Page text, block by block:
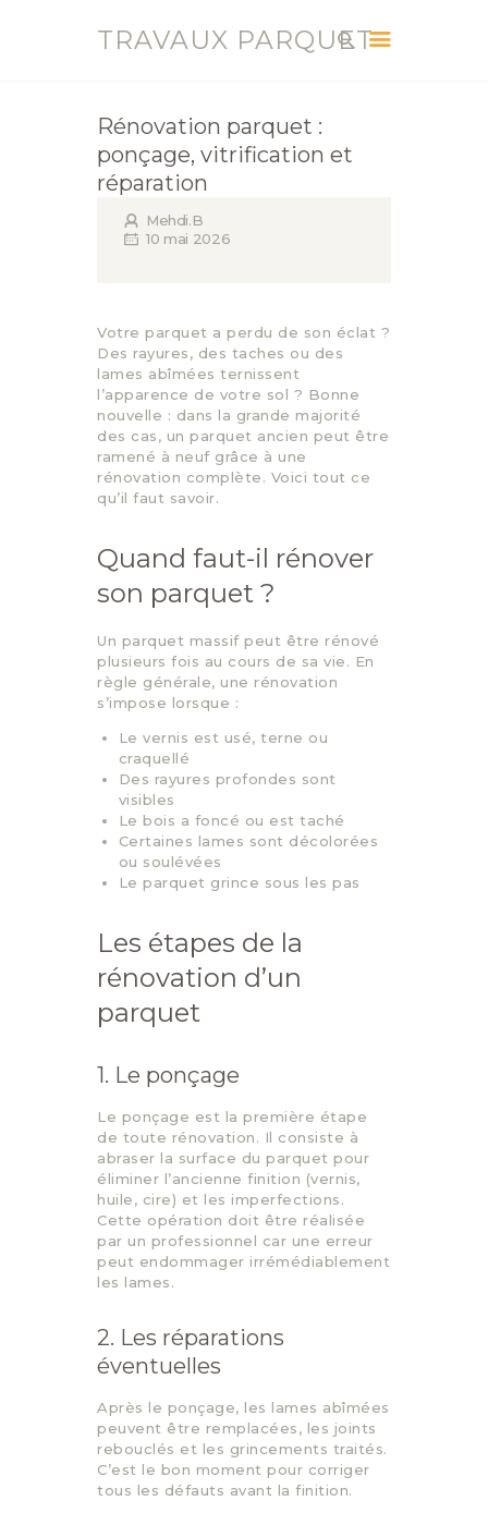
TRAVAUX PARQUET
ACCUEIL
SERVICES
CONTACT
Rénovation parquet :
ponçage, vitrification et
réparation
Mehdi.B
10 mai 2026
Votre parquet a perdu de son éclat ?
Des rayures, des taches ou des
lames abîmées ternissent
l’apparence de votre sol ? Bonne
nouvelle : dans la grande majorité
des cas, un parquet ancien peut être
ramené à neuf grâce à une
rénovation complète. Voici tout ce
qu’il faut savoir.
Quand faut-il rénover
son parquet ?
Un parquet massif peut être rénové
plusieurs fois au cours de sa vie. En
règle générale, une rénovation
s’impose lorsque :
Le vernis est usé, terne ou
craquellé
Des rayures profondes sont
visibles
Le bois a foncé ou est taché
Certaines lames sont décolorées
ou soulévées
Le parquet grince sous les pas
Les étapes de la
rénovation d’un
parquet
1. Le ponçage
Le ponçage est la première étape
de toute rénovation. Il consiste à
abraser la surface du parquet pour
éliminer l’ancienne finition (vernis,
huile, cire) et les imperfections.
Cette opération doit être réalisée
par un professionnel car une erreur
peut endommager irrémédiablement
les lames.
2. Les réparations
éventuelles
Après le ponçage, les lames abîmées
peuvent être remplacées, les joints
rebouclés et les grincements traités.
C’est le bon moment pour corriger
tous les défauts avant la finition.